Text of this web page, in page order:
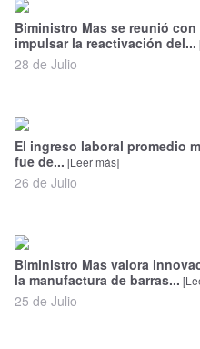
Biministro Mas se reunió
impulsar la reactivación del...
28 de Julio
El ingreso laboral promedio
fue de... [Leer más]
26 de Julio
Biministro Mas valora
la manufactura de barras...
25 de Julio